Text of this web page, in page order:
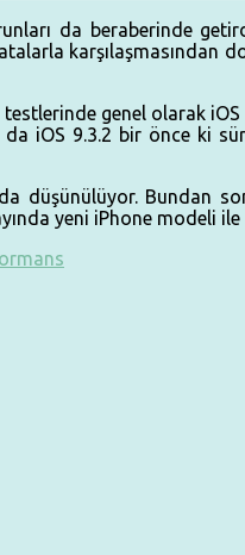
da beraberinde
genel olarak
iOS 9.3.2 bir önce ki
düşünülüyor. Bundan
yeni iPhone modeli ile